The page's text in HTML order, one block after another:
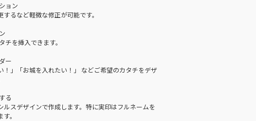
ョン
るなど軽微な修正が可能です。
チを挿入できます。
ー
！」「お城を入れたい！」 などご希望のカタチをデザ
る
ルスデザインで作成します。特に実印はフルネームを
。